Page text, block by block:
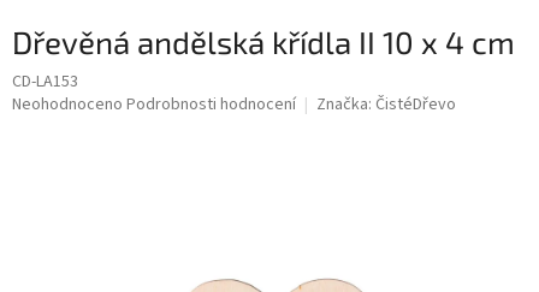
Dřevěná andělská křídla II 10 x 4 cm
CD-LA153
Průměrné
Neohodnoceno Podrobnosti hodnocení Značka: ČistéDřevo